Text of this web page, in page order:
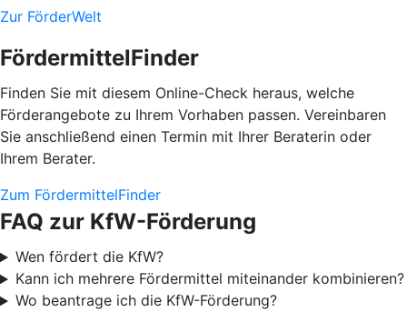
Zur FörderWelt
FördermittelFinder
Finden Sie mit diesem Online-Check heraus, welche
Förderangebote zu Ihrem Vorhaben passen. Vereinbaren
Sie anschließend einen Termin mit Ihrer Beraterin oder
Ihrem Berater.
Zum FördermittelFinder
FAQ zur KfW-Förderung
Wen fördert die KfW?
Kann ich mehrere Fördermittel miteinander kombinieren?
Wo beantrage ich die KfW-Förderung?